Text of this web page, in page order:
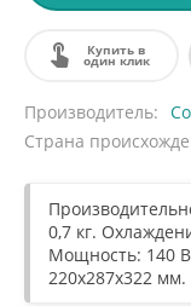
Купить в
один клик
Производитель
Страна
0,7 кг.
Мощность: 140
220x287x322 мм.